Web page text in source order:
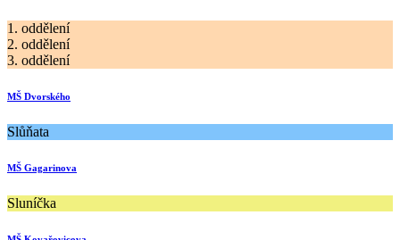
1. oddělení
2. oddělení
3. oddělení
MŠ Dvorského
Slůňata
MŠ Gagarinova
Sluníčka